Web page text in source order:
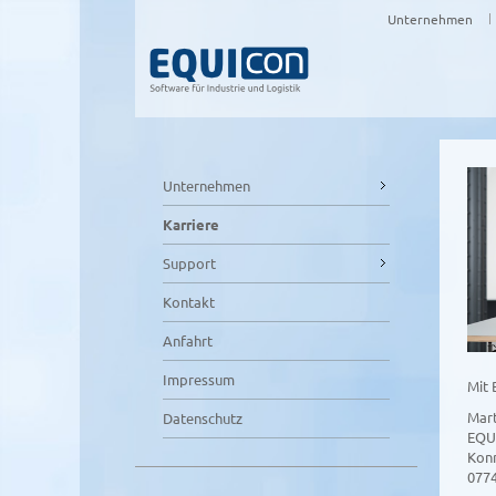
Unternehmen
Mit
Unternehmen
Karriere
Support
Kontakt
Anfahrt
Impressum
Datenschutz